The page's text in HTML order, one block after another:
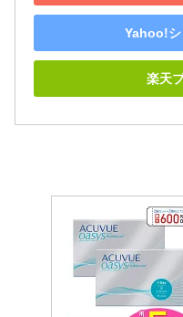
Yahoo!シ
楽天